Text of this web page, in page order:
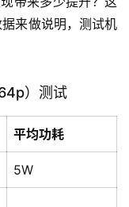
来做说明，测试机
）测试
平均功耗
5W